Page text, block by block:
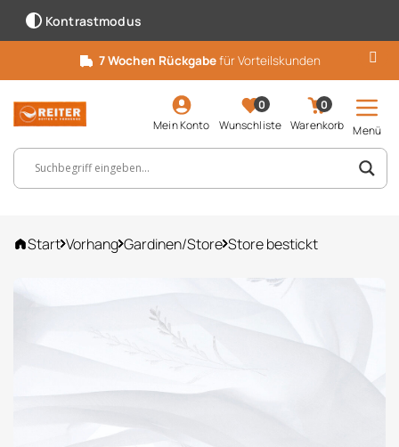
Kontrastmodus
7 Wochen Rückgabefür Vorteilskunden
Mein Konto
0
Wunschliste
0
Warenkorb
Menü
Suchbegriff, Artikelnummer ...
Start Vorhang Gardinen/Store Store bestickt